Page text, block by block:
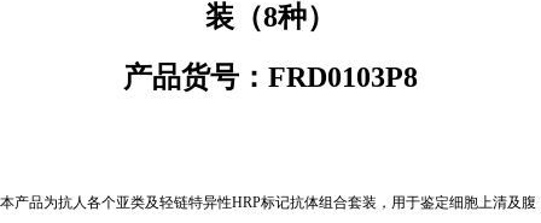
装（8种）
产品货号：FRD0103P8
本产品为抗人各个亚类及轻链特异性HRP标记抗体组合套装，用于鉴定细胞上清及腹